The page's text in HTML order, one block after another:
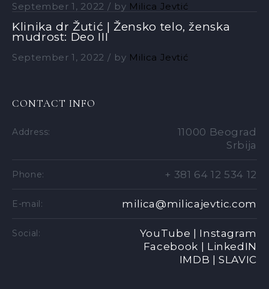
September 1, 2022 by Milica Jevtić
Klinika dr Žutić | Žensko telo, ženska
mudrost: Deo III
September 1, 2022 by Milica Jevtić
CONTACT INFO
Address:
11000 Beograd
Srbija
Phone: + 381 64 12 534 12
E-mail: milica@milicajevtic.com
Social: YouTube |
Instagram
Facebook |
LinkedIN
IMDB |
SLAVIC